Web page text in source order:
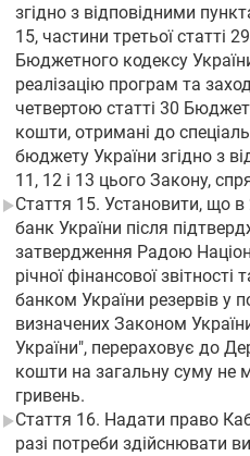
згідно з відповідними
15, частини третьої статті
Бюджетного кодексу
реалізацію програм та
четвертою статті 30
кошти, отримані до
бюджету України згідно з
11, 12 і 13 цього Закону,
Стаття 15. Установити, що в
банк України після
затвердження Радою
річної фінансової
банком України резервів у
визначених Законом
України", перераховує до
кошти на загальну суму не
гривень.
Стаття 16. Надати право
разі потреби здійснювати